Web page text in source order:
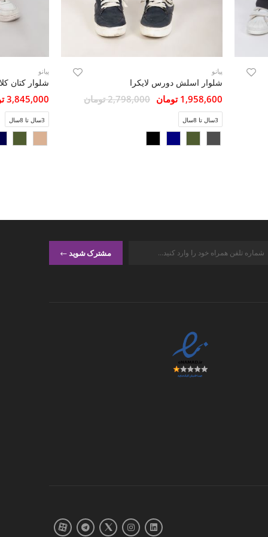
پیانو
شلوار اسلش دورس لایکرا
1,958,600 تومان 2,798,000 تومان
3سال تا 8سال
پیانو
شلوار کتان
3,845,000 تومان
3سال تا 8سال
مشترک شوید